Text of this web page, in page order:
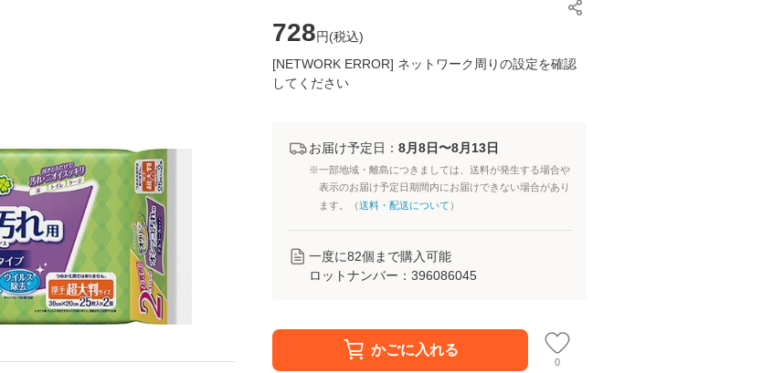
728円(税込)
[NETWORK ERROR] ネットワーク周りの設定を確認
してください
お届け予定日： 8月8日〜8月13日
※一部地域・離島につきましては、送料が発生する場合や
表示のお届け予定日期間内にお届けできない場合があり
ます。（送料・配送について ）
一度に82個まで購入可能
ロットナンバー： 396086045
かごに入れる
0